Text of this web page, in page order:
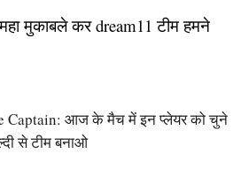
मुकाबले कर dream11 टीम हमने
Captain: आज के मैच में इन प्लेयर को चुने
से टीम बनाओ